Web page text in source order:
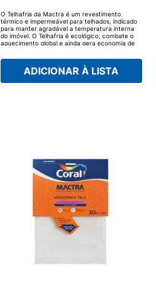
O Telhafria da Mactra é um revestimento
térmico e impermeável para telhados, indicado
para manter agradável a temperatura interna
do imóvel. O Telhafria é ecológico, combate o
aquecimento global e ainda gera economia de
solares combinado com a propriedade isolante
das microesferas térmicas proporciona ao
material uma excelente isolação, fazendo com
ADICIONAR À LISTA